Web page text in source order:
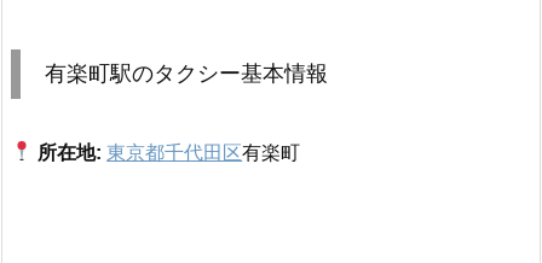
有楽町駅のタクシー基本情報
所在地: 東京都千代田区有楽町